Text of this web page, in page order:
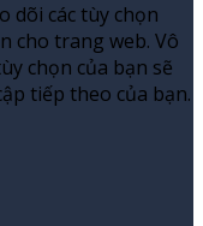
dõi các tùy chọn
cho trang web. Vô
chọn của bạn sẽ
tiếp theo của bạn.